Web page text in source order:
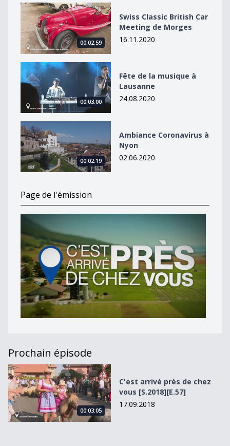
Swiss Classic British Car Meeting de Morges
00:02:59
Swiss Classic British Car
Meeting de Morges
16.11.2020
Fête de la musique à Lausanne
00:03:00
Fête de la musique à
Lausanne
24.08.2020
Ambiance Coronavirus à Nyon
00:02:19
Ambiance Coronavirus à
Nyon
02.06.2020
Page de l'émission
Prochain épisode
C&#039;est arrivé près de chez vous [S.2018][E.57]
00:03:05
C'est arrivé près de chez
vous [S.2018][E.57]
17.09.2018